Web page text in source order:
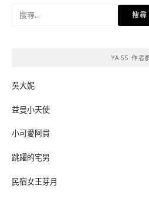
YASS 作者
吳大妮
益曼小天使
小可愛阿貴
跳躍的宅男
民宿女王芽月